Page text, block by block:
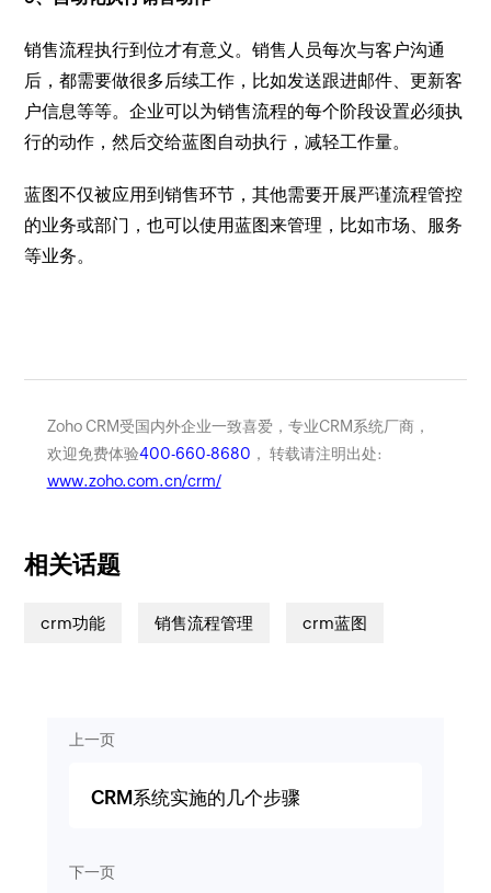
销售流程执行到位才有意义。销售人员每次与客户沟通
后，都需要做很多后续工作，比如发送跟进邮件、更新客
户信息等等。企业可以为销售流程的每个阶段设置必须执
行的动作，然后交给蓝图自动执行，减轻工作量。
蓝图不仅被应用到销售环节，其他需要开展严谨流程管控
的业务或部门，也可以使用蓝图来管理，比如市场、服务
等业务。
Zoho CRM受国内外企业一致喜爱，专业CRM系统厂商，
欢迎免费体验400-660-8680 ， 转载请注明出处:
www.zoho.com.cn/crm/
相关话题
crm功能 销售流程管理 crm蓝图
上一页
CRM系统实施的几个步骤
下一页